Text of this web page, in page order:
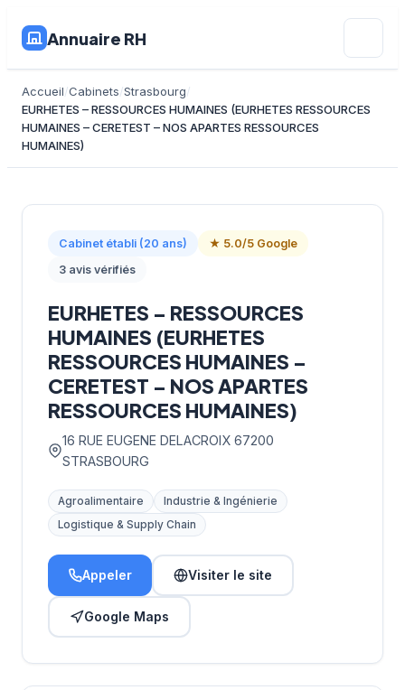
Annuaire RH
Accueil Cabinets Strasbourg
EURHETES – RESSOURCES HUMAINES (EURHETES RESSOURCES
HUMAINES – CERETEST – NOS APARTES RESSOURCES
HUMAINES)
Cabinet établi (20 ans)
★ 5.0/5 Google
3 avis vérifiés
EURHETES – RESSOURCES
HUMAINES (EURHETES
RESSOURCES HUMAINES –
CERETEST – NOS APARTES
RESSOURCES HUMAINES)
16 RUE EUGENE DELACROIX 67200
STRASBOURG
Agroalimentaire
Industrie & Ingénierie
Logistique & Supply Chain
Appeler Visiter le site
Google Maps